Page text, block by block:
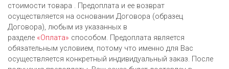
стоимости товара . Предоплата и ее возврат
осуществляется на основании Договора (образец
Договора), любым из указанных в
разделе «Оплата» способом. Предоплата является
обязательным условием, потому что именно для Вас
осуществляется конкретный индивидуальный заказ. После